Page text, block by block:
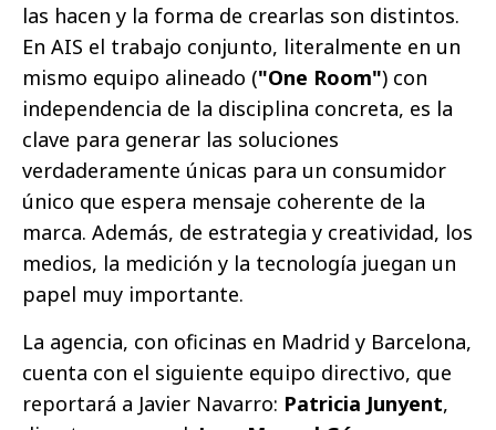
las hacen y la forma de crearlas son distintos.
En AIS el trabajo conjunto, literalmente en un
mismo equipo alineado ("One Room") con
independencia de la disciplina concreta, es la
clave para generar las soluciones
verdaderamente únicas para un consumidor
único que espera mensaje coherente de la
marca. Además, de estrategia y creatividad, los
medios, la medición y la tecnología juegan un
papel muy importante.
La agencia, con oficinas en Madrid y Barcelona,
cuenta con el siguiente equipo directivo, que
reportará a Javier Navarro: Patricia Junyent,